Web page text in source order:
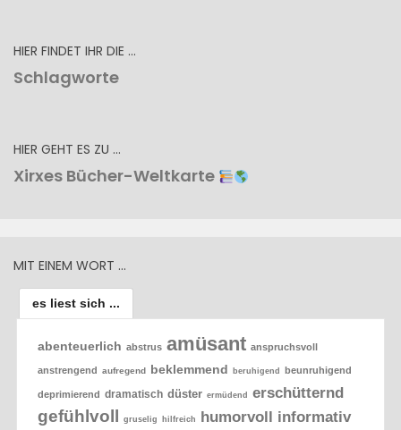
HIER FINDET IHR DIE …
Schlagworte
HIER GEHT ES ZU …
Xirxes Bücher-Weltkarte
MIT EINEM WORT …
es liest sich ...
abenteuerlich abstrus amüsant anspruchsvoll
anstrengend aufregend beklemmend beruhigend beunruhigend
deprimierend dramatisch düster ermüdend erschütternd
gefühlvoll gruselig hilfreich humorvoll informativ